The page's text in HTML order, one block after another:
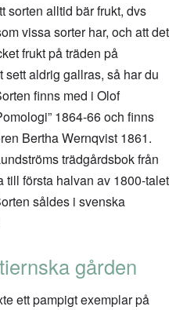
sorten alltid bär frukt, dvs
vissa sorter har, och att det
frukt på träden på
sett aldrig gallras, så har du
finns med i Olof
1864-66 och finns
Bertha Wernqvist 1861.
trädgårdsbok från
till första halvan av 1800-talet
såldes i svenska
gården
ett pampigt exemplar på